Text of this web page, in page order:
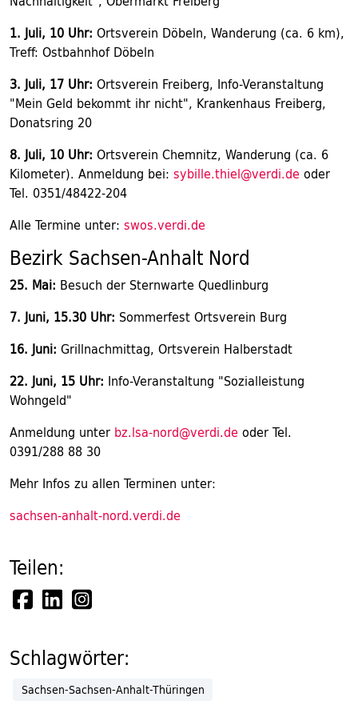
1. Juli, 10 Uhr: Ortsverein Döbeln, Wanderung (ca. 6 km),
Treff: Ostbahnhof Döbeln
3. Juli, 17 Uhr: Ortsverein Freiberg, Info-Veranstaltung
"Mein Geld bekommt ihr nicht", Krankenhaus Freiberg,
Donatsring 20
8. Juli, 10 Uhr: Ortsverein Chemnitz, Wanderung (ca. 6
Kilometer). Anmeldung bei: sybille.thiel@verdi.de oder
Tel. 0351/48422-204
Alle Termine unter: swos.verdi.de
Bezirk Sachsen-Anhalt Nord
25. Mai: Besuch der Sternwarte Quedlinburg
7. Juni, 15.30 Uhr: Sommerfest Ortsverein Burg
16. Juni: Grillnachmittag, Ortsverein Halberstadt
22. Juni, 15 Uhr: Info-Veranstaltung "Sozialleistung
Wohngeld"
Anmeldung unter bz.lsa-nord@verdi.de oder Tel.
0391/288 88 30
Mehr Infos zu allen Terminen unter:
sachsen-anhalt-nord.verdi.de
Teilen:
Schlagwörter:
Sachsen-Sachsen-Anhalt-Thüringen